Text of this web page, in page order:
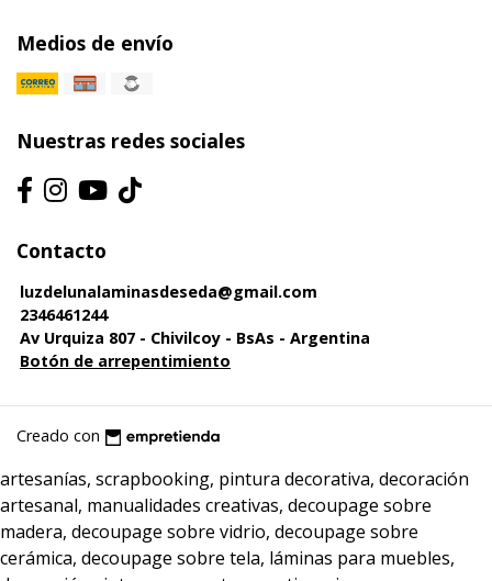
Medios de envío
Nuestras redes sociales
Contacto
luzdelunalaminasdeseda@gmail.com
2346461244
Av Urquiza 807 - Chivilcoy - BsAs - Argentina
Botón de arrepentimiento
Creado con
artesanías, scrapbooking, pintura decorativa, decoración
artesanal, manualidades creativas, decoupage sobre
madera, decoupage sobre vidrio, decoupage sobre
cerámica, decoupage sobre tela, láminas para muebles,